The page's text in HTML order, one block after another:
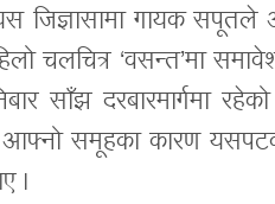
जिज्ञासामा गायक सपूतले
चलचित्र ‘वसन्त’मा
साँझ दरबारमार्गमा
आफ्नो समूहका कारण
।